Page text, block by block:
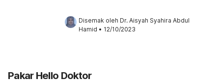
Disemak oleh Dr. Aisyah Syahira Abdul
Hamid • 12/10/2023
Pakar Hello Doktor